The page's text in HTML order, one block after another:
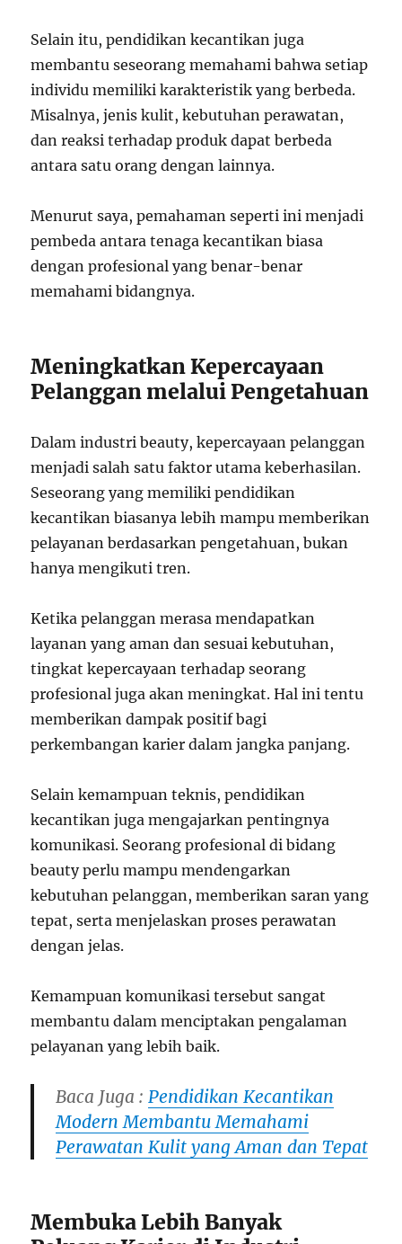
Selain itu, pendidikan kecantikan juga
membantu seseorang memahami bahwa setiap
individu memiliki karakteristik yang berbeda.
Misalnya, jenis kulit, kebutuhan perawatan,
dan reaksi terhadap produk dapat berbeda
antara satu orang dengan lainnya.
Menurut saya, pemahaman seperti ini menjadi
pembeda antara tenaga kecantikan biasa
dengan profesional yang benar-benar
memahami bidangnya.
Meningkatkan Kepercayaan
Pelanggan melalui Pengetahuan
Dalam industri beauty, kepercayaan pelanggan
menjadi salah satu faktor utama keberhasilan.
Seseorang yang memiliki pendidikan
kecantikan biasanya lebih mampu memberikan
pelayanan berdasarkan pengetahuan, bukan
hanya mengikuti tren.
Ketika pelanggan merasa mendapatkan
layanan yang aman dan sesuai kebutuhan,
tingkat kepercayaan terhadap seorang
profesional juga akan meningkat. Hal ini tentu
memberikan dampak positif bagi
perkembangan karier dalam jangka panjang.
Selain kemampuan teknis, pendidikan
kecantikan juga mengajarkan pentingnya
komunikasi. Seorang profesional di bidang
beauty perlu mampu mendengarkan
kebutuhan pelanggan, memberikan saran yang
tepat, serta menjelaskan proses perawatan
dengan jelas.
Kemampuan komunikasi tersebut sangat
membantu dalam menciptakan pengalaman
pelayanan yang lebih baik.
Baca Juga :Pendidikan Kecantikan
Modern Membantu Memahami
Perawatan Kulit yang Aman dan Tepat
Membuka Lebih Banyak